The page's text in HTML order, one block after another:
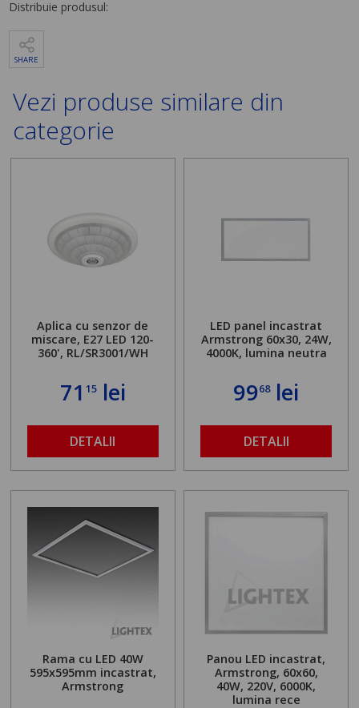
Distribuie produsul:
SHARE
Vezi produse similare din
categorie
Aplica cu senzor de
miscare, E27 LED 120-
360', RL/SR3001/WH
71 15lei
DETALII
LED panel incastrat
Armstrong 60x30, 24W,
4000K, lumina neutra
9968lei
DETALII
Rama cu LED 40W
595x595mm incastrat,
Armstrong
Panou LED incastrat,
Armstrong, 60x60,
40W, 220V, 6000K,
lumina rece